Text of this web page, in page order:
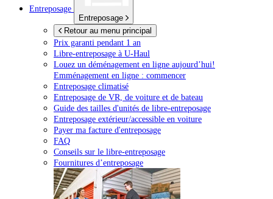
Entreposage
Entreposage
Retour au menu principal
Prix garanti pendant 1 an
Libre-entreposage à U-Haul
Louez un déménagement en ligne aujourd’hui!
Emménagement en ligne : commencer
Entreposage climatisé
Entreposage de VR, de voiture et de bateau
Guide des tailles d'unités de libre-entreposage
Entreposage extérieur/accessible en voiture
Payer ma facture d'entreposage
FAQ
Conseils sur le libre-entreposage
Fournitures d’entreposage